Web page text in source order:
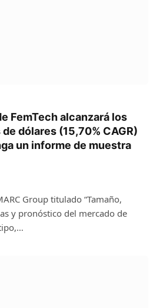
FemTech alcanzará los
dólares (15,70% CAGR)
un informe de muestra
Group titulado “Tamaño,
y pronóstico del mercado de